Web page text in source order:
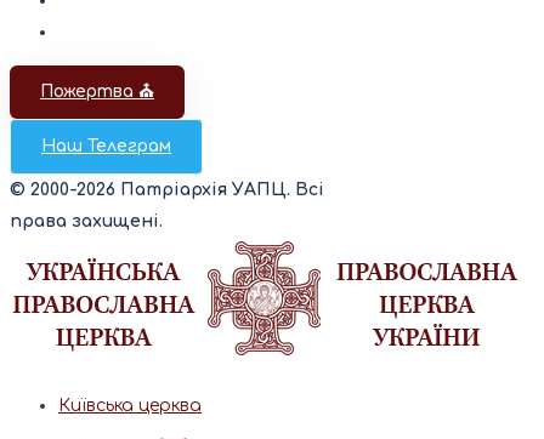
Пожертва ⛪️
Наш Телеграм
© 2000-2026 Патріархія УАПЦ. Всі
права захищені.
Київська церква